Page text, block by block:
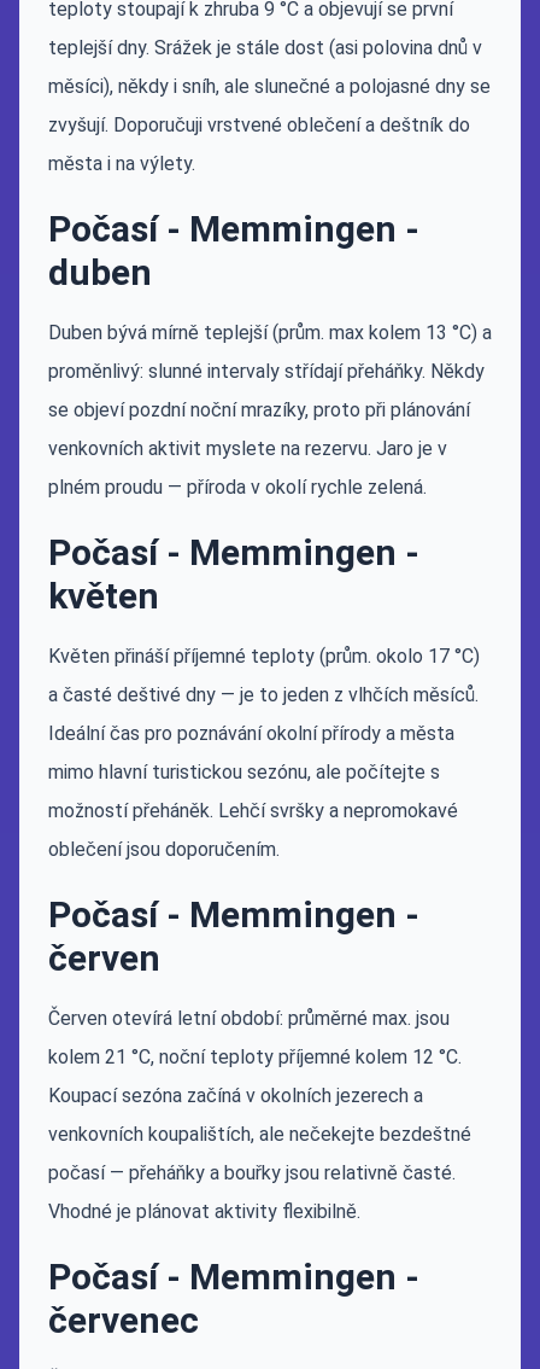
teploty stoupají k zhruba 9 °C a objevují se první
teplejší dny. Srážek je stále dost (asi polovina dnů v
měsíci), někdy i sníh, ale slunečné a polojasné dny se
zvyšují. Doporučuji vrstvené oblečení a deštník do
města i na výlety.
Počasí - Memmingen -
duben
Duben bývá mírně teplejší (prům. max kolem 13 °C) a
proměnlivý: slunné intervaly střídají přeháňky. Někdy
se objeví pozdní noční mrazíky, proto při plánování
venkovních aktivit myslete na rezervu. Jaro je v
plném proudu — příroda v okolí rychle zelená.
Počasí - Memmingen -
květen
Květen přináší příjemné teploty (prům. okolo 17 °C)
a časté deštivé dny — je to jeden z vlhčích měsíců.
Ideální čas pro poznávání okolní přírody a města
mimo hlavní turistickou sezónu, ale počítejte s
možností přeháněk. Lehčí svršky a nepromokavé
oblečení jsou doporučením.
Počasí - Memmingen -
červen
Červen otevírá letní období: průměrné max. jsou
kolem 21 °C, noční teploty příjemné kolem 12 °C.
Koupací sezóna začíná v okolních jezerech a
venkovních koupalištích, ale nečekejte bezdeštné
počasí — přeháňky a bouřky jsou relativně časté.
Vhodné je plánovat aktivity flexibilně.
Počasí - Memmingen -
červenec